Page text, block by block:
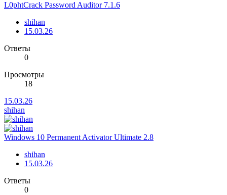
L0phtCrack Password Auditor 7.1.6
shihan
15.03.26
Ответы
0
Просмотры
18
15.03.26
shihan
Windows 10 Permanent Activator Ultimate 2.8
shihan
15.03.26
Ответы
0